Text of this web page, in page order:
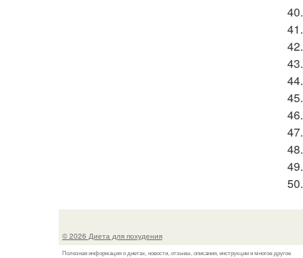
40.
41.
42.
43.
44.
45.
46.
47.
48.
49.
50.
© 2026 Диета для похудения
Полезная информация о диетах, новости, отзывы, описания, инструкции и многое другое